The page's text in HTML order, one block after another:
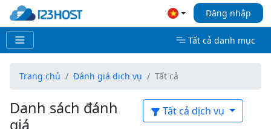
Đăng nhập
Tất cả danh mục
Trang chủ Đánh giá dịch vụ Tất cả
Danh sách đánh
giá
Tất cả dịch vụ